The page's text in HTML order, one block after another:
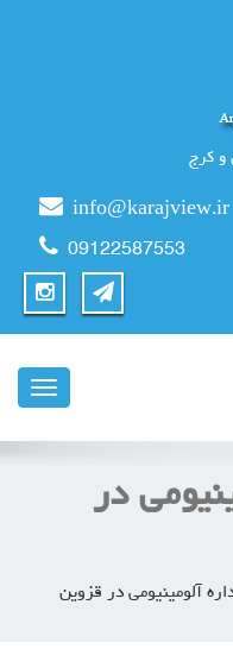
و کرج
info@karajview.ir
09122587553
ناوبری
در
آلومینیومی در قزوین